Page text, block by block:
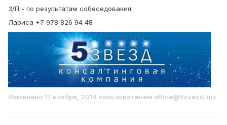
З/П - по результатам собеседования.
Лариса +7 978 826 94 48
Изменено 17 ноября, 2014 пользователем office@5zvezd.biz